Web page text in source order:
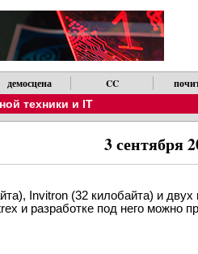
демосцена
техники и IT
3 сентября
Invitron (32 килобайта) и двух
и разработке под него можно